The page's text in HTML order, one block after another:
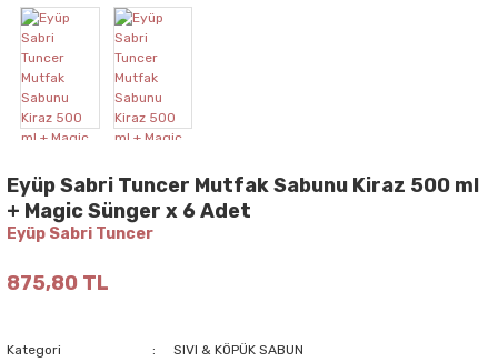
Eyüp Sabri Tuncer Mutfak Sabunu Kiraz 500 ml
+ Magic Sünger x 6 Adet
Eyüp Sabri Tuncer
875,80 TL
Kategori
SIVI & KÖPÜK SABUN